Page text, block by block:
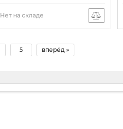
Нет на складе
5 вперёд »